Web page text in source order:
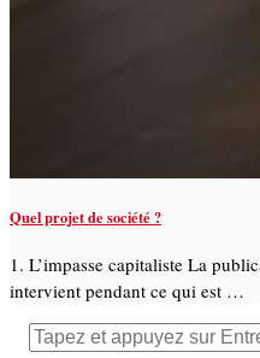
Quel projet de société ?
1. L’impasse capitaliste La
intervient pendant ce qui est …